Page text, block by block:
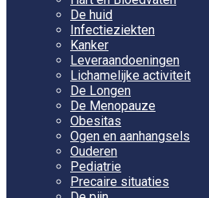
De huid
Infectieziekten
Kanker
Leveraandoeningen
Lichamelijke activiteit
De Longen
De Menopauze
Obesitas
Ogen en aanhangsels
Ouderen
Pediatrie
Precaire situaties